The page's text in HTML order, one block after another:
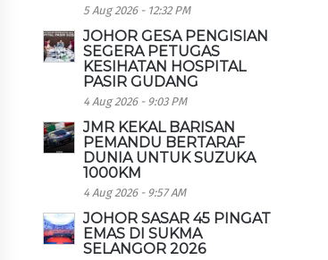
5 Aug 2026 - 12:32 PM
JOHOR GESA PENGISIAN
SEGERA PETUGAS
KESIHATAN HOSPITAL
PASIR GUDANG
4 Aug 2026 - 9:03 PM
JMR KEKAL BARISAN
PEMANDU BERTARAF
DUNIA UNTUK SUZUKA
1000KM
4 Aug 2026 - 9:57 AM
JOHOR SASAR 45 PINGAT
EMAS DI SUKMA
SELANGOR 2026